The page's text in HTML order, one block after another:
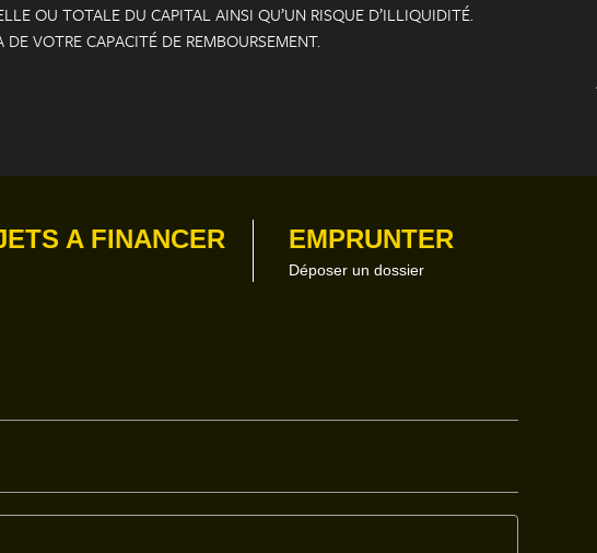
OU TOTALE DU CAPITAL AINSI QU’UN RISQUE D’ILLIQUIDITÉ.
VOTRE CAPACITÉ DE REMBOURSEMENT.
A FINANCER EMPRUNTER
Déposer un dossier